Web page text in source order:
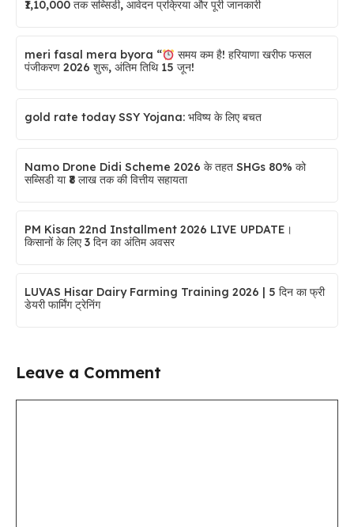
₹1,10,000 तक सब्सिडी, आवेदन प्रक्रिया और पूरी जानकारी
meri fasal mera byora “
समय कम है! हरियाणा खरीफ फसल
पंजीकरण 2026 शुरू, अंतिम तिथि 15 जून!
gold rate today SSY Yojana: भविष्य के लिए बचत
Namo Drone Didi Scheme 2026 के तहत SHGs 80% को
सब्सिडी या ₹8 लाख तक की वित्तीय सहायता
PM Kisan 22nd Installment 2026 LIVE UPDATE।
किसानों के लिए 3 दिन का अंतिम अवसर
LUVAS Hisar Dairy Farming Training 2026 | 5 दिन का फ्री
डेयरी फार्मिंग ट्रेनिंग
Leave a Comment